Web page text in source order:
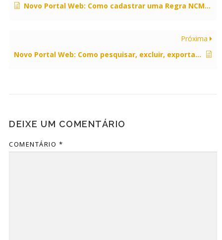
Novo Portal Web: Como cadastrar uma Regra NCM no Portal Web CIGAM?
Próxima
Novo Portal Web: Como pesquisar, excluir, exportar e editar Grupo de Tributação no Portal Web?
DEIXE UM COMENTÁRIO
COMENTÁRIO *